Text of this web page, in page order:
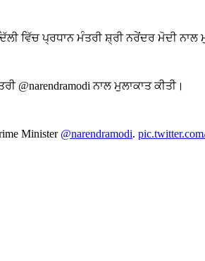
ਵਿੱਚ ਪ੍ਰਧਾਨ ਮੰਤਰੀ ਸ਼੍ਰੀ ਨਰੇਂਦਰ ਮੋਦੀ ਨਾਲ
ਨਾਲ ਮੁਲਾਕਾਤ ਕੀਤੀ।
Minister @narendramodi.